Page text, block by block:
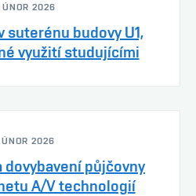
2026
suterénu budovy U1,
využití studujícími
ÚNOR 2026
dovybavení půjčovny
A/V technologií